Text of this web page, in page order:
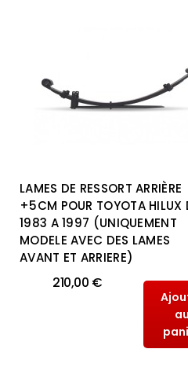
LAMES DE RESSORT ARRIÈRE
+5CM POUR TOYOTA HILUX
1983 A 1997 (UNIQUEMENT
MODELE AVEC DES LAMES
AVANT ET ARRIERE)
210,00 €